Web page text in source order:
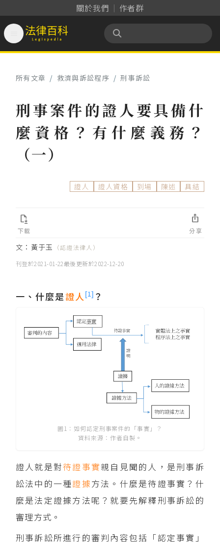
關於我們 作者群
法律百科 Legispedia
所有文章 / 救濟與訴訟程序 / 刑事訴訟
刑事案件的證人要具備什
麼資格？有什麼義務？
（一）
證人 證人資格 到場 陳述 具結
文： 黃于玉
（認證法律人）
刊登於2021-01-22最後更新於2022-12-20
一、什麼是證人 [1] ？
圖1：如何認定刑事案件的「事實」？
資料來源：作者自製。
證人就是對待證事實親自見聞的人，是刑事訴
訟法中的一種證據方法。什麼是待證事實？什
麼是法定證據方法呢？就要先解釋刑事訴訟的
審理方式。
刑事訴訟所進行的審判內容包括「認定事實」
下載

分享
